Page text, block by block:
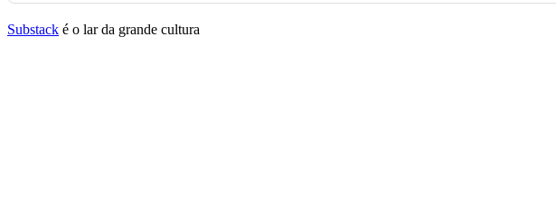
Substack é o lar da grande cultura